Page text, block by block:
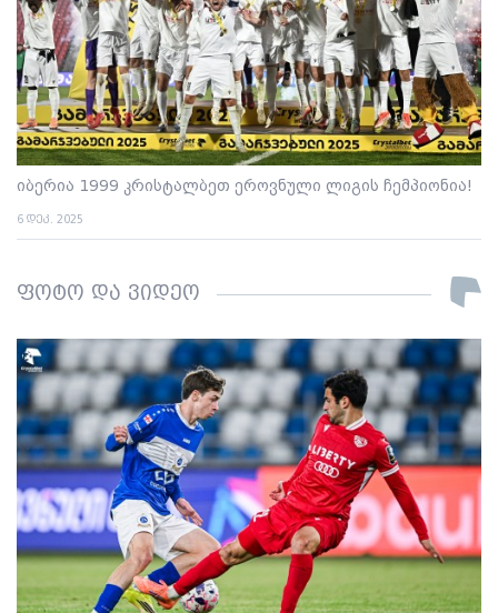
იბერია 1999 კრისტალბეთ ეროვნული ლიგის ჩემპიონია!
6 დეკ. 2025
ფოტო და ვიდეო